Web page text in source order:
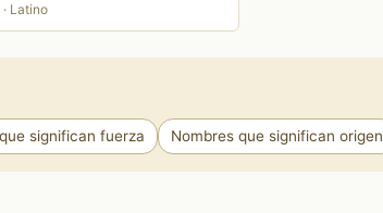
Latino
significan fuerza Nombres que significan origen